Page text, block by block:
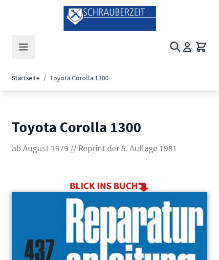
Zum Inhalt springen
Suche
Startseite / Toyota Corolla 1300
Toyota Corolla 1300
ab August 1979 // Reprint der 5. Auflage 1981
Click to view image in fullscreen